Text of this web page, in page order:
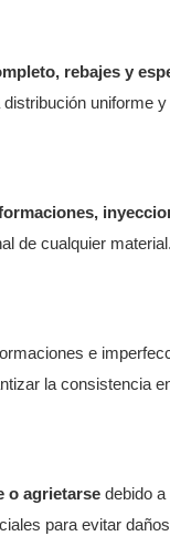
rebajes y
uniforme
de cualquier material.
e
la consistencia
o agrietarse debido
para evitar